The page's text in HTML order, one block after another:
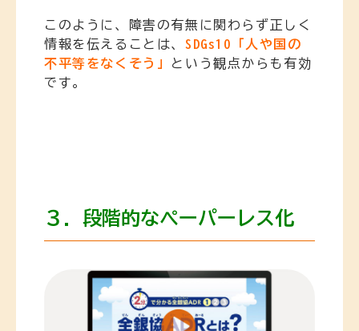
このように、障害の有無に関わらず正しく
情報を伝えることは、 SDGs10「人や国の
不平等をなくそう」 という観点からも有効
です。
３．段階的なペーパーレス化